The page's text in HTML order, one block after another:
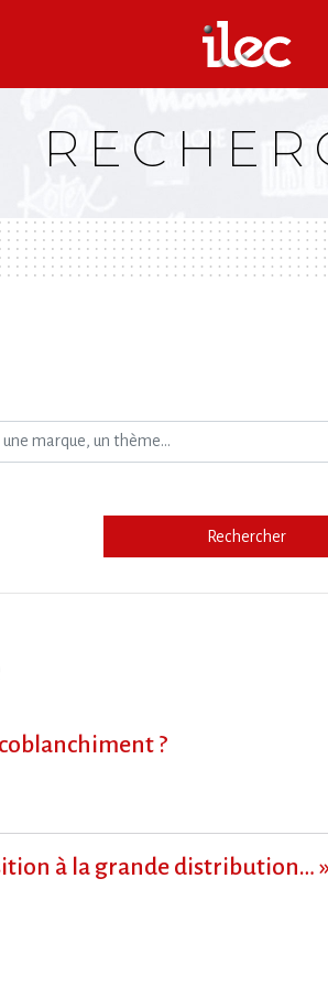
Rechercher
?
à la grande distribution…